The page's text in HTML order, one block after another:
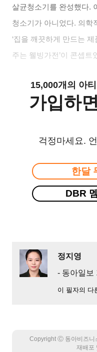
살균청소기를 완성했다.
청소기가 아니었다. 의학
‘집을 깨끗하게 만드는 제
주는 웰빙가전 ’이 콘셉트
15,000개의 아
가입하
걱정마세요.
한달
DBR
정지영
- 동아일보
이 필자의 다
Copyright Ⓒ 동아비즈니
재배포